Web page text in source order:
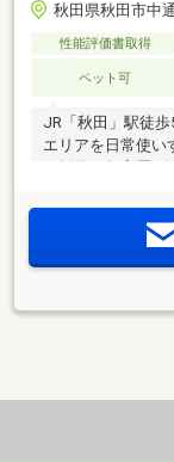
秋田県秋田市中
性能評価書取得
ペット可
JR「秋田」駅徒
エリアを日常使い